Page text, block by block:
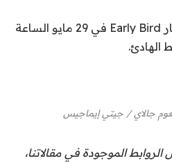
قبل انتهاء أسعار Early Bird في 29 مايو الساعة
جالاي / جيتي إيماجيس
الموجودة في مقالاتنا،